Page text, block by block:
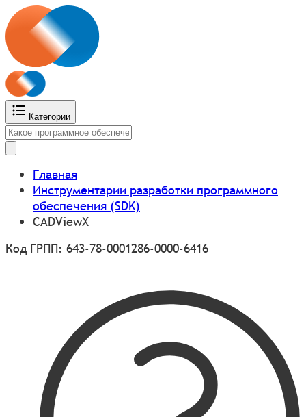
Категории
Главная
Инструментарии разработки программного
обеспечения (SDK)
CADViewХ
Код ГРПП: 643-78-0001286-0000-6416